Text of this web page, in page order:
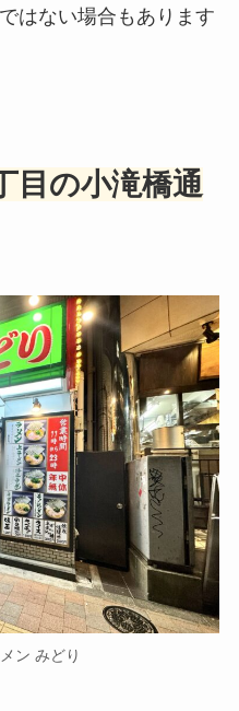
はない場合もあります
目の小滝橋通
ン みどり